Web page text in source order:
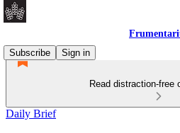
Subscribe
Sign in
Read distraction-free
Daily Brief